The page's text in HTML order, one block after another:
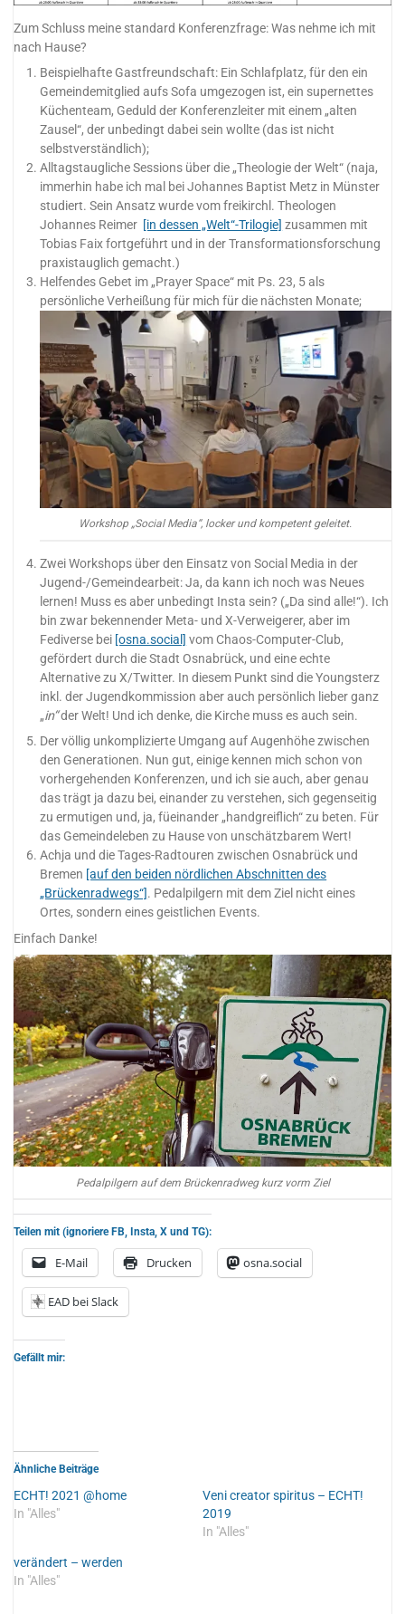
Zum Schluss meine standard Konferenzfrage: Was nehme ich mit
nach Hause?
Beispielhafte Gastfreundschaft: Ein Schlafplatz, für den ein
Gemeindemitglied aufs Sofa umgezogen ist, ein supernettes
Küchenteam, Geduld der Konferenzleiter mit einem „alten
Zausel“, der unbedingt dabei sein wollte (das ist nicht
selbstverständlich);
Alltagstaugliche Sessions über die „Theologie der Welt“ (naja,
immerhin habe ich mal bei Johannes Baptist Metz in Münster
studiert. Sein Ansatz wurde vom freikirchl. Theologen
Johannes Reimer [in dessen „Welt“-Trilogie] zusammen mit
Tobias Faix fortgeführt und in der Transformationsforschung
praxistauglich gemacht.)
Helfendes Gebet im „Prayer Space“ mit Ps. 23, 5 als
persönliche Verheißung für mich für die nächsten Monate;
Workshop „Social Media“, locker und kompetent geleitet.
Zwei Workshops über den Einsatz von Social Media in der
Jugend-/Gemeindearbeit: Ja, da kann ich noch was Neues
lernen! Muss es aber unbedingt Insta sein? („Da sind alle!“). Ich
bin zwar bekennender Meta- und X-Verweigerer, aber im
Fediverse bei [osna.social] vom Chaos-Computer-Club,
gefördert durch die Stadt Osnabrück, und eine echte
Alternative zu X/Twitter. In diesem Punkt sind die Youngsterz
inkl. der Jugendkommission aber auch persönlich lieber ganz
„in“der Welt! Und ich denke, die Kirche muss es auch sein.
Der völlig unkomplizierte Umgang auf Augenhöhe zwischen
den Generationen. Nun gut, einige kennen mich schon von
vorhergehenden Konferenzen, und ich sie auch, aber genau
das trägt ja dazu bei, einander zu verstehen, sich gegenseitig
zu ermutigen und, ja, füeinander „handgreiflich“ zu beten. Für
das Gemeindeleben zu Hause von unschätzbarem Wert!
Achja und die Tages-Radtouren zwischen Osnabrück und
Bremen [auf den beiden nördlichen Abschnitten des
„Brückenradwegs“]. Pedalpilgern mit dem Ziel nicht eines
Ortes, sondern eines geistlichen Events.
Einfach Danke!
Pedalpilgern auf dem Brückenradweg kurz vorm Ziel
Teilen mit (ignoriere FB, Insta, X und TG):
E-Mail Drucken osna.social
EAD bei Slack
Gefällt mir:
Ähnliche Beiträge
ECHT! 2021 @home
In "Alles"
Veni creator spiritus – ECHT!
2019
In "Alles"
verändert – werden
In "Alles"